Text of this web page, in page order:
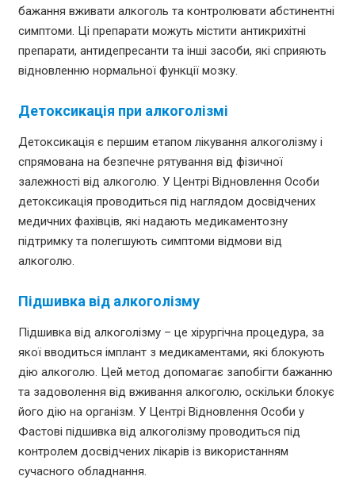
бажання вживати алкоголь та контролювати абстинентні
симптоми. Ці препарати можуть містити антикрихітні
препарати, антидепресанти та інші засоби, які сприяють
відновленню нормальної функції мозку.
Детоксикація при алкоголізмі
Детоксикація є першим етапом лікування алкоголізму і
спрямована на безпечне рятування від фізичної
залежності від алкоголю. У Центрі Відновлення Особи
детоксикація проводиться під наглядом досвідчених
медичних фахівців, які надають медикаментозну
підтримку та полегшують симптоми відмови від
алкоголю.
Підшивка від алкоголізму
Підшивка від алкоголізму – це хірургічна процедура, за
якої вводиться імплант з медикаментами, які блокують
дію алкоголю. Цей метод допомагає запобігти бажанню
та задоволення від вживання алкоголю, оскільки блокує
його дію на організм. У Центрі Відновлення Особи у
Фастові підшивка від алкоголізму проводиться під
контролем досвідчених лікарів із використанням
сучасного обладнання.